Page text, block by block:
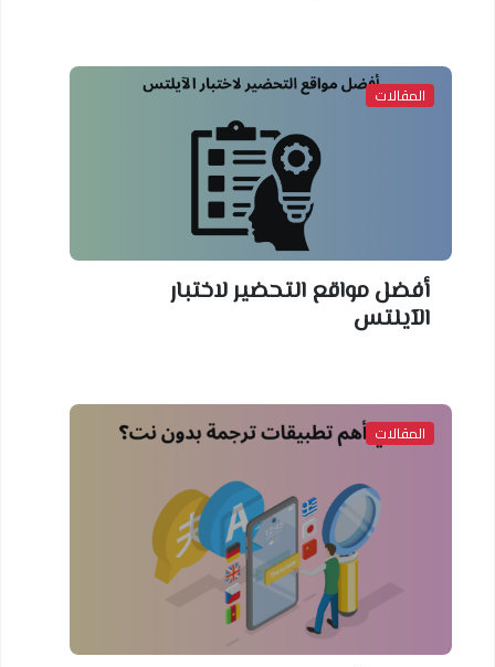
المقالات
أفضل مواقع التحضير لاختبار
الآيلتس
المقالات